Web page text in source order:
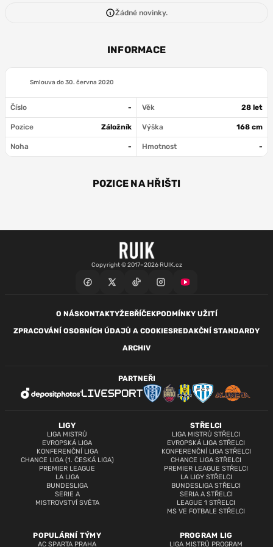
Žádné novinky.
INFORMACE
Smlouva do30. června 2020
Číslo - Věk 28 let
Pozice Záložník Výška 168 cm
Noha - Hmotnost -
POZICE NA HŘIŠTI
Copyright © 2017–2026 RUIK.cz
O NÁSKONTAKTYŽEBŘÍČEKPODMÍNKY UŽITÍ
ZPRACOVÁNÍ OSOBNÍCH ÚDAJŮ A COOKIESREDAKČNÍ STANDARDY
ARCHIV
LIGY
LIGA MISTRŮ
EVROPSKÁ LIGA
KONFERENČNÍ LIGA
CHANCE LIGA (1. ČESKÁ LIGA)
PREMIER LEAGUE
LA LIGA
BUNDESLIGA
SERIE A
MISTROVSTVÍ SVĚTA
STŘELCI
LIGA MISTRŮ STŘELCI
EVROPSKÁ LIGA STŘELCI
KONFERENČNÍ LIGA STŘELCI
CHANCE LIGA STŘELCI
PREMIER LEAGUE STŘELCI
LA LIGY STŘELCI
BUNDESLIGA STŘELCI
SERIA A STŘELCI
LEAGUE 1 STŘELCI
MS VE FOTBALE STŘELCI
POPULÁRNÍ TÝMY
AC SPARTA PRAHA
PROGRAM LIG
LIGA MISTRŮ PROGRAM
PARTNEŘI